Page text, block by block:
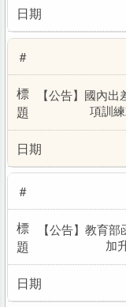
【公告】國內
項訓
【公告】教育
加